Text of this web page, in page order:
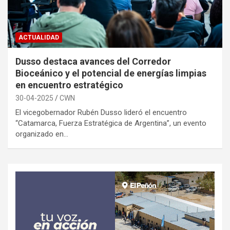
ACTUALIDAD
Dusso destaca avances del Corredor
Bioceánico y el potencial de energías limpias
en encuentro estratégico
30-04-2025 CWN
El vicegobernador Rubén Dusso lideró el encuentro
“Catamarca, Fuerza Estratégica de Argentina”, un evento
organizado en…